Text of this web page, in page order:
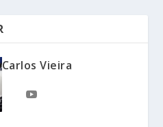
Carlos Vieira